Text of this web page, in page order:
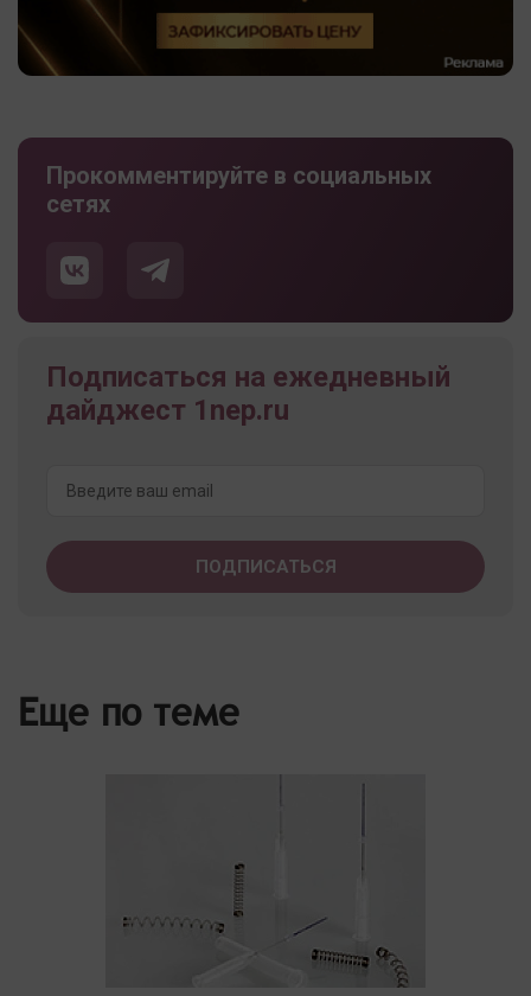
Прокомментируйте в социальных
сетях
Подписаться на ежедневный
дайджест 1nep.ru
Еще по теме